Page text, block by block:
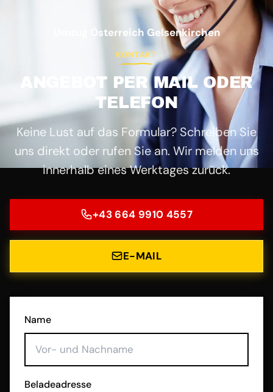
Umzug Österreich Gelsenkirchen
KONTAKT
ANGEBOT PER MAIL ODER
TELEFON
Keine Lust auf das Formular? Schreiben Sie
uns direkt oder rufen Sie an. Wir melden uns
innerhalb eines Werktages zurück.
+43 664 9910 4557
E-MAIL
Name
Beladeadresse